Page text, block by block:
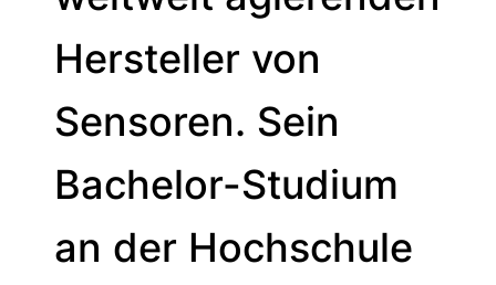
Hersteller von
Sensoren. Sein
Bachelor-Studium
an der Hochschule